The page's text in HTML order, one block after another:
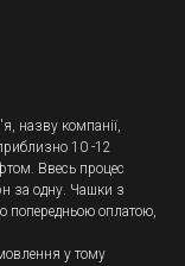
назву компанії,
10 -12
Ввесь процес
за одну. Чашки з
попередньою оплатою,
у тому